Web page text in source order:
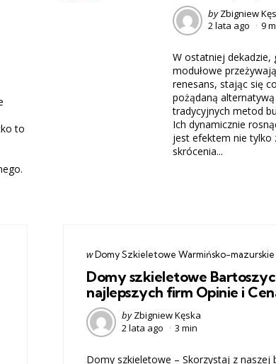
to
Posted
by
by Zbigniew
2 lata ago
9
W ostatniej dekadzie,
modułowe
renesans, stając się
pożądaną alternatywą
tradycyjnych metod
Ich dynamicznie
jest efektem nie tylko
skrócenia...
Categories
post
wDomy Szkieletowe Warmińsko-mazurskie
Domy szkieletowe
najlepszych firm Opinie i
Posted
by
by Zbigniew Kęska
2 lata ago
3 min
Domy szkieletowe – Skorzystaj z naszej